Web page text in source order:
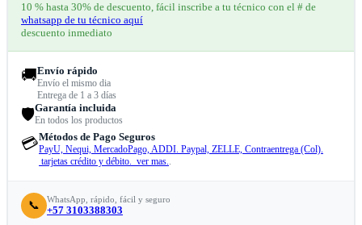
10 % hasta 30% de descuento, fácil inscribe a tu técnico con el # de
whatsapp de tu técnico aquí
descuento inmediato
🚚Envío rápido
Envío el mismo dia
Entrega de 1 a 3 días
🛡️Garantía incluida
En todos los productos
💳Métodos de Pago Seguros
PayU, Nequi, MercadoPago, ADDI. Paypal, ZELLE, Contraentrega (Col).
tarjetas crédito y débito. ver mas..
📞 WhatsApp, rápido, fácil y seguro
+57 3103388303